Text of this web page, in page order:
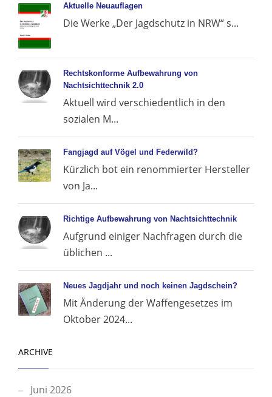
Aktuelle Neuauflagen
Die Werke „Der Jagdschutz in NRW“ s...
Rechtskonforme Aufbewahrung von
Nachtsichttechnik 2.0
Aktuell wird verschiedentlich in den
sozialen M...
Fangjagd auf Vögel und Federwild?
Kürzlich bot ein renommierter Hersteller
von Ja...
Richtige Aufbewahrung von Nachtsichttechnik
Aufgrund einiger Nachfragen durch die
üblichen ...
Neues Jagdjahr und noch keinen Jagdschein?
Mit Änderung der Waffengesetzes im
Oktober 2024...
ARCHIVE
Juni 2026